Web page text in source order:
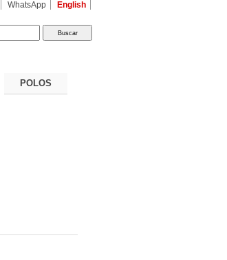
WhatsApp English
POLOS